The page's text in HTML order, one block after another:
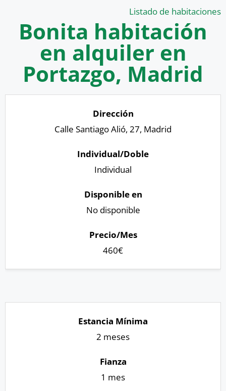
Listado de habitaciones
Bonita habitación
en alquiler en
Portazgo, Madrid
Calle Santiago Alió, 27, Madrid
Individual
No disponible
460€
2 meses
1 mes